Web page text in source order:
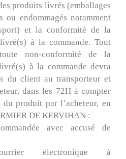
produits livrés (emballages
ou endommagés notamment
et la conformité de la
à la commande. Tout
non-conformité de la
à la commande devra
du client au transporteur et
dans les 72H à compter
produit par l’acheteur, en
DE KERVIHAN :
avec accusé de
électronique à